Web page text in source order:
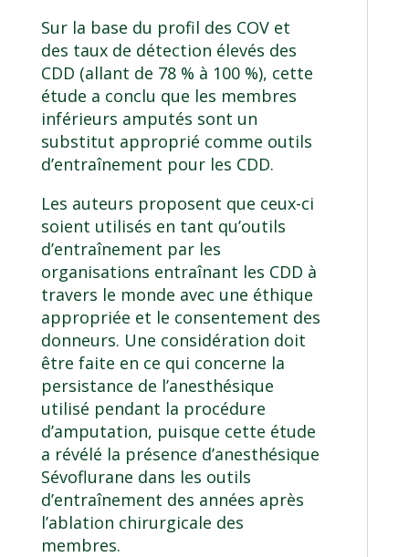
Sur la base du profil des COV et
des taux de détection élevés des
CDD (allant de 78 % à 100 %), cette
étude a conclu que les membres
inférieurs amputés sont un
substitut approprié comme outils
d’entraînement pour les CDD.
Les auteurs proposent que ceux-ci
soient utilisés en tant qu’outils
d’entraînement par les
organisations entraînant les CDD à
travers le monde avec une éthique
appropriée et le consentement des
donneurs. Une considération doit
être faite en ce qui concerne la
persistance de l’anesthésique
utilisé pendant la procédure
d’amputation, puisque cette étude
a révélé la présence d’anesthésique
Sévoflurane dans les outils
d’entraînement des années après
l’ablation chirurgicale des
membres.